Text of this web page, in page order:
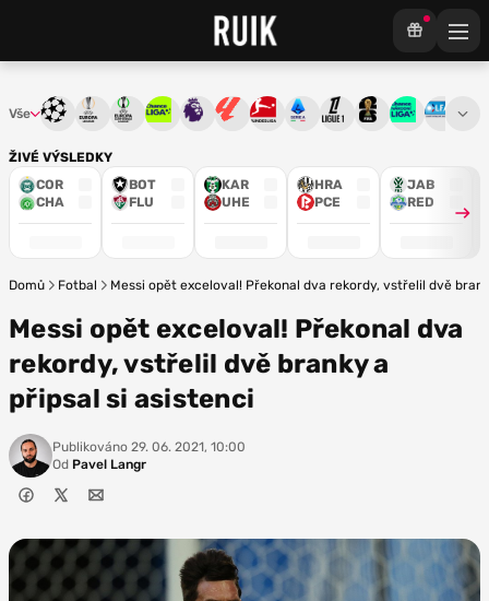
ŽIVÉ VÝSLEDKY
COR
CHA
BOT
FLU
KAR
UHE
HRA
PCE
JAB
RED
Vše Liga mistrůEvropská liga
Konferenční liga
Chance ligaPremier League
La LigaBundesliga
Serie ALigue 1Mistrovství světa
Chance3. ČFL
Domů Fotbal Messi opět exceloval! Překonal dva rekordy, vstřelil dvě
Messi opět exceloval! Překonal dva
rekordy, vstřelil dvě branky a
připsal si asistenci
Publikováno 29. 06. 2021, 10:00
Od Pavel Langr